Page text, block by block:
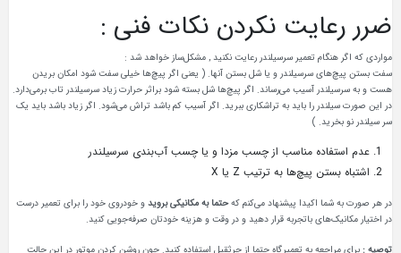
ضرر رعایت نکردن نکات فنی :
مواردی که اگر هنگام تعمیر سرسیلندر رعایت نکنید , مشکل‌ساز خواهد شد :
سفت بستن پیچ‌های سرسیلندر و یا شل بستن آنها. ( یعنی اگر پیچ‌ها خیلی سفت شود امکان بریدن
هست و به سرسیلندر آسیب می‌رساند. اگر پیچ‌ها شل بسته شود براثر حرارت زیاد سرسیلندر تاب برمی‌دارد.
در این صورت سیلندر را باید به تراشکاری ببرید. اگر آسیب کم باشد تراش می‌شود. اگر زیاد باشد باید یک
سر سیلندر نو بخرید. )
عدم استفاده مناسب از چسب مزدا و یا چسب آب‌بندی سرسیلندر
اشتباه بستن پیچ‌ها به ترتیب Z یا X
در هر صورت به شما اکیدا پیشنهاد می‌کنم کهحتما به مکانیکی برویدو خودروی خود را برای تعمیر درست
در اختیار مکانیک‌های باتجربه قرار دهید و در وقت و هزینه خودتان صرفه‌جویی کنید.
توصیه : برای مراجعه به تعمیرگاه حتما از جرثقیل استفاده کنید. چون روشن کردن موتور در این حالت